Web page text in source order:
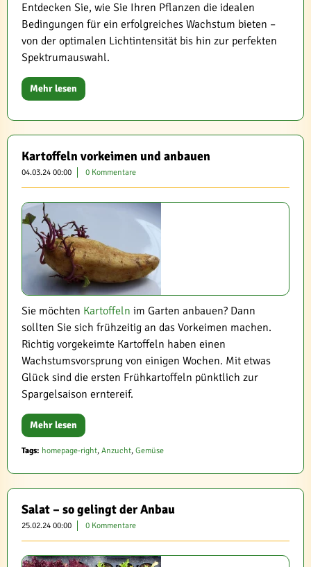
Entdecken Sie, wie Sie Ihren Pflanzen die idealen
Bedingungen für ein erfolgreiches Wachstum bieten –
von der optimalen Lichtintensität bis hin zur perfekten
Spektrumauswahl.
Mehr lesen
Kartoffeln vorkeimen und anbauen
04.03.24 00:00 0 Kommentare
Sie möchten Kartoffeln im Garten anbauen? Dann
sollten Sie sich frühzeitig an das Vorkeimen machen.
Richtig vorgekeimte Kartoffeln haben einen
Wachstumsvorsprung von einigen Wochen. Mit etwas
Glück sind die ersten Frühkartoffeln pünktlich zur
Spargelsaison erntereif.
Mehr lesen
Tags: homepage-right, Anzucht, Gemüse
Salat – so gelingt der Anbau
25.02.24 00:00 0 Kommentare